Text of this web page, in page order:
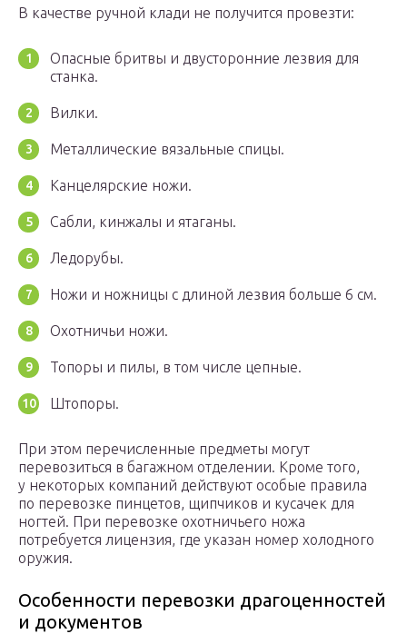
В качестве ручной клади не получится провезти:
Опасные бритвы и двусторонние лезвия для
станка.
Вилки.
Металлические вязальные спицы.
Канцелярские ножи.
Сабли, кинжалы и ятаганы.
Ледорубы.
Ножи и ножницы с длиной лезвия больше 6 см.
Охотничьи ножи.
Топоры и пилы, в том числе цепные.
Штопоры.
При этом перечисленные предметы могут
перевозиться в багажном отделении. Кроме того,
у некоторых компаний действуют особые правила
по перевозке пинцетов, щипчиков и кусачек для
ногтей. При перевозке охотничьего ножа
потребуется лицензия, где указан номер холодного
оружия.
Особенности перевозки драгоценностей
и документов